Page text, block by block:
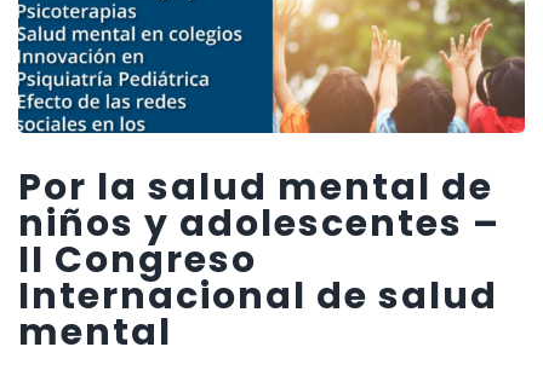
Por la salud mental de
niños y adolescentes –
II Congreso
Internacional de salud
mental